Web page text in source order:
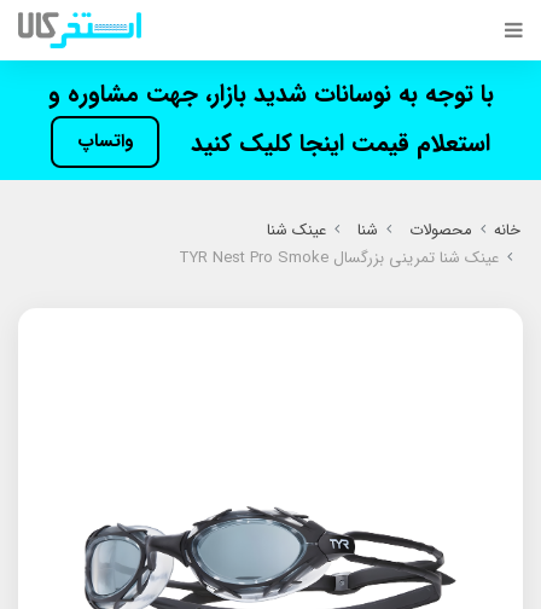
با توجه به نوسانات شدید بازار، جهت مشاوره و
استعلام قیمت اینجا کلیک کنید
واتساپ
خانه محصولات شنا
عینک شنا
عینک شنا تمرینی بزرگسال TYR Nest Pro Smoke